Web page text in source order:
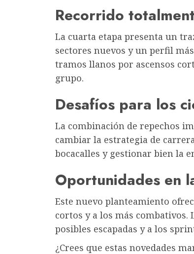
Recorrido
La cuarta etapa presenta un
sectores nuevos y un perfil
tramos llanos por ascensos
grupo.
Desafíos para los
La combinación de repechos
cambiar la estrategia de
bocacalles y gestionar bien la
Oportunidades en
Este nuevo planteamiento
cortos y a los más combativos.
posibles escapadas y a los
¿Crees que estas novedades